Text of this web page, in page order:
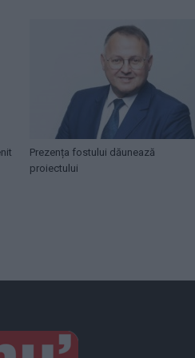
Prezența fostului dăunează
proiectului